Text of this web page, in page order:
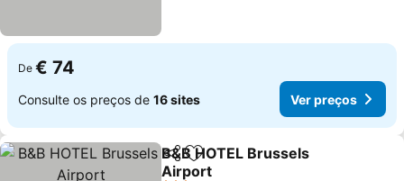
De € 74
Consulte os preços de 16 sites Ver preços
PartilharAdicionar aos favoritos
B&B HOTEL Brussels
Airport